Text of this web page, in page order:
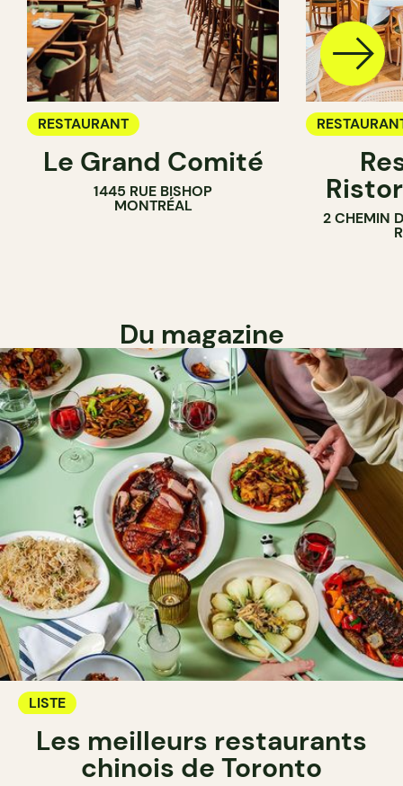
RESTAURANT
Le Grand Comité
1445 RUE BISHOP
MONTRÉAL
2 CHEMIN
Du magazine
LISTE
Les meilleurs restaurants
chinois de Toronto